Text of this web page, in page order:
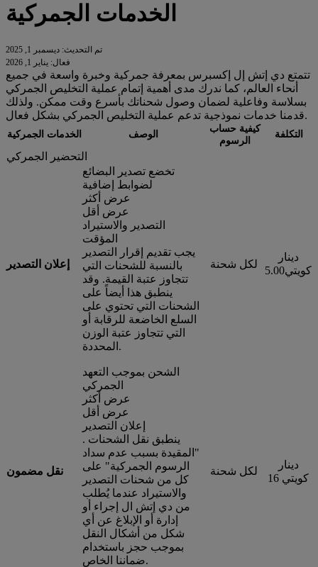
الخدمات الجمركية
تم التحديث: ديسمبر 1, 2025
فعال: يناير 1, 2026
تتمتع دي إتش إل إكسبرس بمعرفة جمركية وخبرة واسعة في جميع
أنحاء العالم، كما ندرك مدى أهمية إتمام عملية التخليص الجمركي
بسلاسة وفاعلية لضمان وصول شحناتك بأسرع وقت ممكن. ولذلك
قدمنا خدمات نموذجية تدعم عملية التخليص الجمركي بشكل فعال.
الخدمات الجمركية الوصف
كيفية حساب
الرسوم
التكلفة
التحضير الجمركي
إعلان التصدير
تخضع تصدير البضائع
لضوابط إضافية
عرض أكثر
عرض أقل
التصدير والاستيراد
المؤقت
يجب تقديم إقرار التصدير
بالنسبة للشحنات التي
تتجاوز عتبة القيمة. وقد
ينطبق هذا أيضاً على
الشحنات التي تحتوي على
السلع الخاضعة للرقابة أو
التي تتجاوز عتبة الوزن
المحددة.
لكل شحنة
دينار
كويتي5.00
نقل مضمون
الشحن بموجب التعهد
الجمركي
عرض أكثر
عرض أقل
إعلان التصدير
. ينطبق نقل الشحنات
"المقيدة بسبب عدم سداد
الرسوم الجمركية" على
كل من شحنات التصدير
والاستيراد عندما يُطلب
من دي إتش ال إجراء أو
إدارة أو الإبلاغ عن أي
شكل من أشكال النقل
بموجب حجز باستخدام
ضماننا الخاص.
لكل شحنة
دينار
كويتي 16